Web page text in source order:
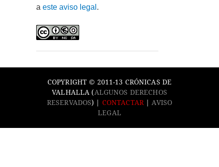
a este aviso legal .
COPYRIGHT © 2011-13 CRÓNICAS DE
VALHALLA (ALGUNOS DERECHOS
RESERVADOS) | CONTACTAR
AVISO
LEGAL